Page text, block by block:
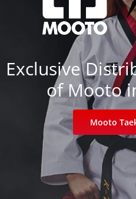
Exclusive
of Mooto
Mooto